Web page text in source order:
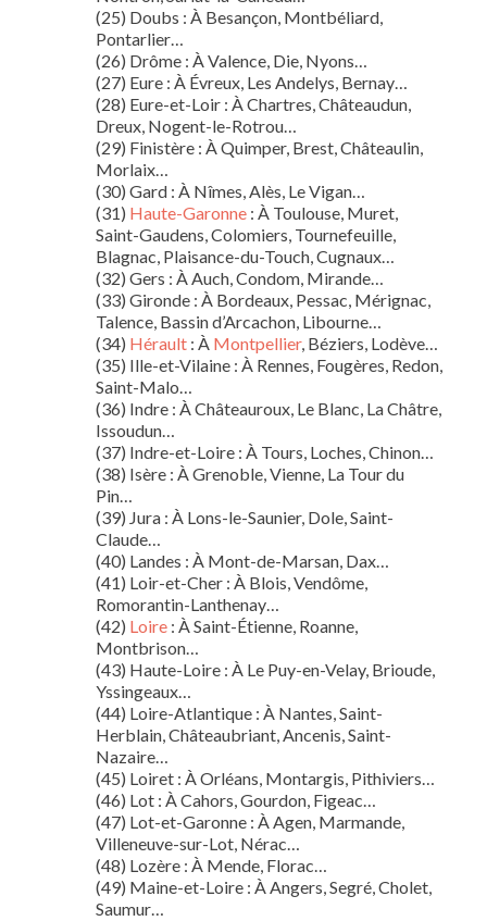
(25) Doubs : À Besançon, Montbéliard,
Pontarlier…
(26) Drôme : À Valence, Die, Nyons…
(27) Eure : À Évreux, Les Andelys, Bernay…
(28) Eure-et-Loir : À Chartres, Châteaudun,
Dreux, Nogent-le-Rotrou…
(29) Finistère : À Quimper, Brest, Châteaulin,
Morlaix…
(30) Gard : À Nîmes, Alès, Le Vigan…
(31) Haute-Garonne : À Toulouse, Muret,
Saint-Gaudens, Colomiers, Tournefeuille,
Blagnac, Plaisance-du-Touch, Cugnaux…
(32) Gers : À Auch, Condom, Mirande…
(33) Gironde : À Bordeaux, Pessac, Mérignac,
Talence, Bassin d’Arcachon, Libourne…
(34) Hérault : À Montpellier, Béziers, Lodève…
(35) Ille-et-Vilaine : À Rennes, Fougères, Redon,
Saint-Malo…
(36) Indre : À Châteauroux, Le Blanc, La Châtre,
Issoudun…
(37) Indre-et-Loire : À Tours, Loches, Chinon…
(38) Isère : À Grenoble, Vienne, La Tour du
Pin…
(39) Jura : À Lons-le-Saunier, Dole, Saint-
Claude…
(40) Landes : À Mont-de-Marsan, Dax…
(41) Loir-et-Cher : À Blois, Vendôme,
Romorantin-Lanthenay…
(42) Loire : À Saint-Étienne, Roanne,
Montbrison…
(43) Haute-Loire : À Le Puy-en-Velay, Brioude,
Yssingeaux…
(44) Loire-Atlantique : À Nantes, Saint-
Herblain, Châteaubriant, Ancenis, Saint-
Nazaire…
(45) Loiret : À Orléans, Montargis, Pithiviers…
(46) Lot : À Cahors, Gourdon, Figeac…
(47) Lot-et-Garonne : À Agen, Marmande,
Villeneuve-sur-Lot, Nérac…
(48) Lozère : À Mende, Florac…
(49) Maine-et-Loire : À Angers, Segré, Cholet,
Saumur…